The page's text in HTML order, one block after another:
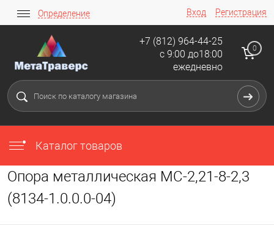
Вход Регистрация
Определение
+7 (812) 964-44-25
с 9:00 до18:00
ежедневно
0
Каталог товаров
Опора металлическая МС-2,21-8-2,3
(8134-1.0.0.0-04)